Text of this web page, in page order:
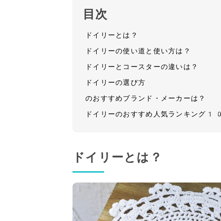
目次
ドイリーとは？
ドイリーの使い道と使い方は？
ドイリーとコースターの違いは？
ドイリーの選び方
のおすすめブランド・メーカーは？
ドイリーのおすすめ人気ランキング
ドイリーとは？